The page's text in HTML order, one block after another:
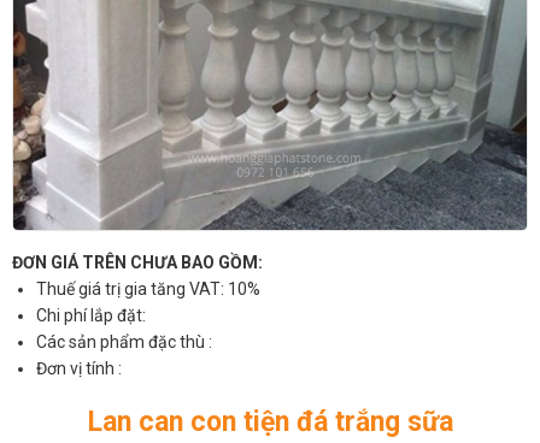
ĐƠN GIÁ TRÊN CHƯA BAO GỒM:
Thuế giá trị gia tăng VAT: 10%
Chi phí lắp đặt:
Các sản phẩm đặc thù :
Đơn vị tính :
Lan can con tiện đá trắng sữa